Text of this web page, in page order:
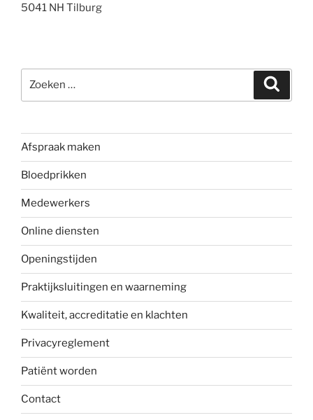
5041 NH Tilburg
naar:
Afspraak maken
Bloedprikken
Medewerkers
Online diensten
Openingstijden
Praktijksluitingen en waarneming
Kwaliteit, accreditatie en klachten
Privacyreglement
Patiënt worden
Contact